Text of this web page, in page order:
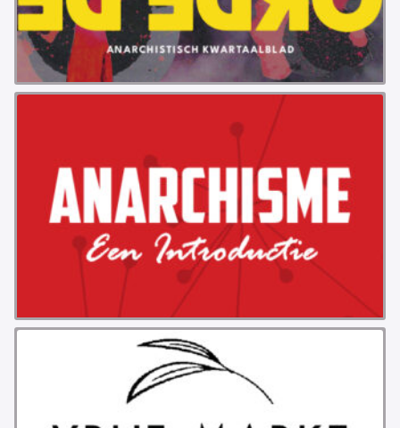
WERKGROEP ARBEID
WERKGROEP PROPAGANDA
ANARCHISME – EEN INTRODUCTIE
OTTO SLAVEFORCE
JUMBO DISTRIBUTIECENTRA EN OTTO WORKFORCE
PROBLEMY Z AGENCJA… PRACY TYMCZASOWEJ
OTTO
KUNST-ANARCHISTISCHE DAG BAJEENKOMST